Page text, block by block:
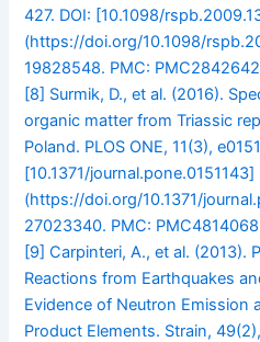
427. DOI: [10.1098/
(https://doi.org/10.1098/
19828548. PMC:
[8] Surmik, D., et al. (2016).
organic matter from Triassic
Poland. PLOS ONE, 11(3),
[10.1371/journal.pone.0151143]
(https://doi.org/10.1371/
27023340. PMC:
[9]Carpinteri, A., et al. (2013).
Reactions from Earthquakes
Evidence of Neutron Emission
Product Elements. Strain,